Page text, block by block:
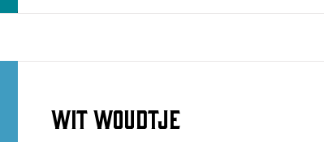
WIT WOUDTJE